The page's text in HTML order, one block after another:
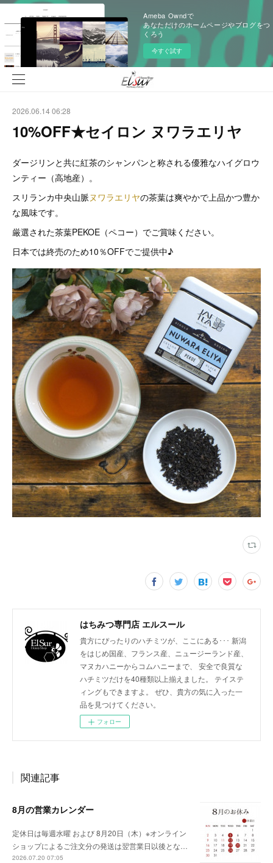
Ameba Owndで
あなただけのホームページやブログをつ
くろう
今すぐ試す
2026.06.14 06:28
10%OFF★セイロン ヌワラエリヤ
ダージリンと共に紅茶のシャンパンと称される優雅なハイグロウ
ンティー（高地産）。
スリランカ中央山脈ヌワラエリヤの茶葉は爽やかで上品かつ豊か
な風味です。
厳選された茶葉PEKOE（ペコー）でご賞味ください。
日本では終売のため10％OFFでご提供中♪
はちみつ専門店 エルスール
貴方にぴったりのハチミツが、ここにある･･･ 新潟
をはじめ国産、フランス産、ニュージーランド産、
マヌカハニーからコムハニーまで、 安全で良質な
ハチミツだけを40種類以上揃えました。 テイステ
ィングもできますよ。 ぜひ、貴方の気に入った一
品を見つけてください。
フォロー
関連記事
8月の営業カレンダー
定休日は毎週水曜 および 8月20日（木）※オンライン
ショップによるご注文分の発送は翌営業日以後とな…
2026.07.20 07:05